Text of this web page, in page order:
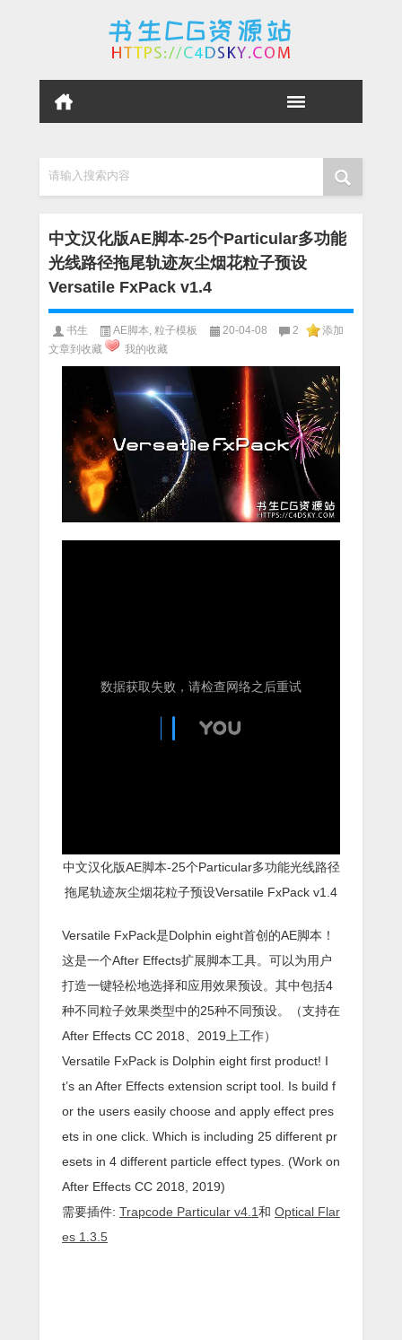
请输入搜索内容
中文汉化版AE脚本-25个Particular多功能
光线路径拖尾轨迹灰尘烟花粒子预设
Versatile FxPack v1.4
书生 AE脚本 粒子模板 20-04-08 2
添加
文章到收藏
我的收藏
中文汉化版AE脚本-25个Particular多功能光线路径
拖尾轨迹灰尘烟花粒子预设Versatile FxPack v1.4
Versatile FxPack是Dolphin eight首创的AE脚本！
这是一个After Effects扩展脚本工具。可以为用户
打造一键轻松地选择和应用效果预设。其中包括4
种不同粒子效果类型中的25种不同预设。（支持在
After Effects CC 2018、2019上工作）
Versatile FxPack is Dolphin eight first product! I
t’s an After Effects extension script tool. Is build f
or the users easily choose and apply effect pres
ets in one click. Which is including 25 different pr
esets in ​4 different particle effect types. (Work on
After Effects CC 2018, 2019)
需要插件: Trapcode Particular v4.1和 Optical Flar
es 1.3.5